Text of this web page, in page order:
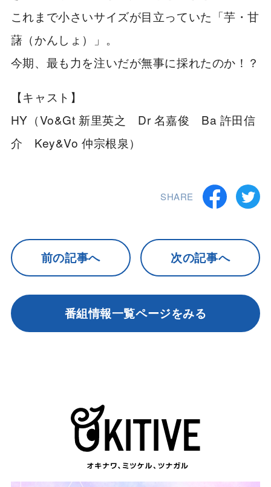
これまで小さいサイズが目立っていた「芋・甘
藷（かんしょ）」。
今期、最も力を注いだが無事に採れたのか！？
【キャスト】
HY（Vo&Gt 新里英之 Dr 名嘉俊 Ba 許田信
介 Key&Vo 仲宗根泉）
SHARE
前の記事へ 次の記事へ
番組情報一覧ページをみる